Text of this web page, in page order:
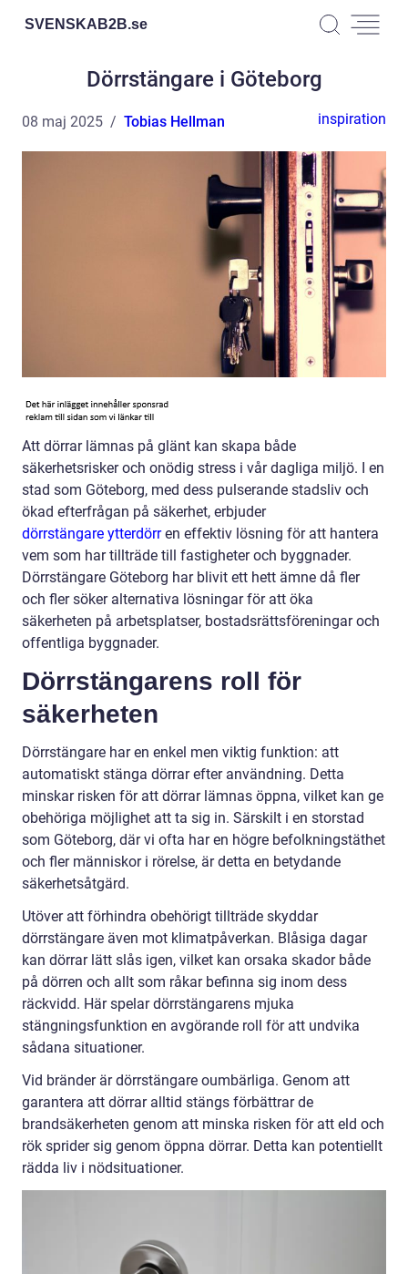
SVENSKAB2B.se
Dörrstängare i Göteborg
08 maj 2025 Tobias Hellman inspiration
Att dörrar lämnas på glänt kan skapa både
säkerhetsrisker och onödig stress i vår dagliga miljö. I en
stad som Göteborg, med dess pulserande stadsliv och
ökad efterfrågan på säkerhet, erbjuder
dörrstängare ytterdörren effektiv lösning för att hantera
vem som har tillträde till fastigheter och byggnader.
Dörrstängare Göteborg har blivit ett hett ämne då fler
och fler söker alternativa lösningar för att öka
säkerheten på arbetsplatser, bostadsrättsföreningar och
offentliga byggnader.
Dörrstängarens roll för
säkerheten
Dörrstängare har en enkel men viktig funktion: att
automatiskt stänga dörrar efter användning. Detta
minskar risken för att dörrar lämnas öppna, vilket kan ge
obehöriga möjlighet att ta sig in. Särskilt i en storstad
som Göteborg, där vi ofta har en högre befolkningstäthet
och fler människor i rörelse, är detta en betydande
säkerhetsåtgärd.
Utöver att förhindra obehörigt tillträde skyddar
dörrstängare även mot klimatpåverkan. Blåsiga dagar
kan dörrar lätt slås igen, vilket kan orsaka skador både
på dörren och allt som råkar befinna sig inom dess
räckvidd. Här spelar dörrstängarens mjuka
stängningsfunktion en avgörande roll för att undvika
sådana situationer.
Vid bränder är dörrstängare oumbärliga. Genom att
garantera att dörrar alltid stängs förbättrar de
brandsäkerheten genom att minska risken för att eld och
rök sprider sig genom öppna dörrar. Detta kan potentiellt
rädda liv i nödsituationer.